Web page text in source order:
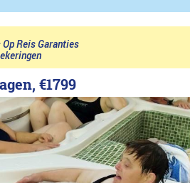
Reis Garanties
€1799